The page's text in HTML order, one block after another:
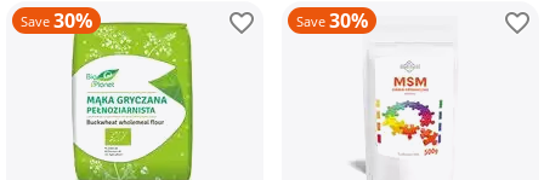
Save 30% Save 30%